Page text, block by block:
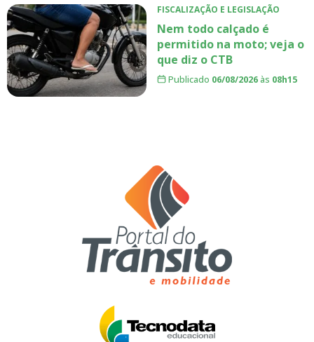
FISCALIZAÇÃO E LEGISLAÇÃO
Nem todo calçado é
permitido na moto; veja o
que diz o CTB
Publicado 06/08/2026às 08h15